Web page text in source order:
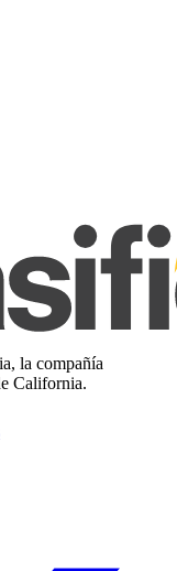
la compañía
California.